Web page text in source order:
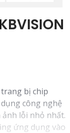
bị chip
công nghệ
lỗi nhỏ nhất.
ứng dụng vào